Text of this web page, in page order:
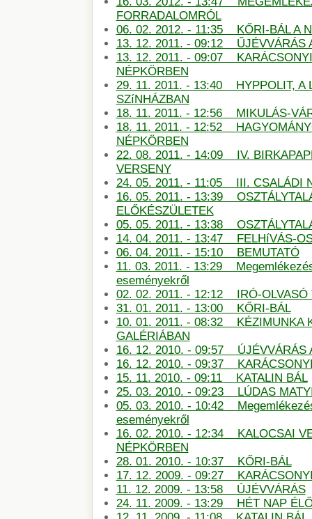
FORRADALOMRÓL
06. 02. 2012. - 11:35 KŐRI-BÁL A
13. 12. 2011. - 09:12 ŰJÉVVÁRÁS
13. 12. 2011. - 09:07
NÉPKÖRBEN
29. 11. 2011. - 13:40 HYPPOLIT, A
SZíNHÁZBAN
18. 11. 2011. - 12:56 MIKULÁS-
18. 11. 2011. - 12:52
NÉPKÖRBEN
22. 08. 2011. - 14:09 IV.
VERSENY
24. 05. 2011. - 11:05 III. CSALÁDI
16. 05. 2011. - 13:39
ELŐKÉSZÜLETEK
05. 05. 2011. - 13:38
14. 04. 2011. - 13:47 FELHíVÁS-
06. 04. 2011. - 15:10 BEMUTATÓ
11. 03. 2011. - 13:29
eseményekről
02. 02. 2011. - 12:12 IRÓ-OLVASÓ
31. 01. 2011. - 13:00 KŐRI-BÁL
10. 01. 2011. - 08:32 KÉZIMUNKA
GALÉRIÁBAN
16. 12. 2010. - 09:57 ÚJÉVVÁRÁS
16. 12. 2010. - 09:37
15. 11. 2010. - 09:11 KATALIN BÁL
25. 03. 2010. - 09:23 LÚDAS
05. 03. 2010. - 10:42
eseményekről
16. 02. 2010. - 12:34 KALOCSAI
NÉPKÖRBEN
28. 01. 2010. - 10:37 KŐRI-BÁL
17. 12. 2009. - 09:27
11. 12. 2009. - 13:58 ÚJÉVVÁRÁS
24. 11. 2009. - 13:29 HÉT NAP